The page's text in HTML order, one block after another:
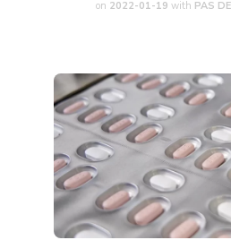
on 2022-01-19 with PAS